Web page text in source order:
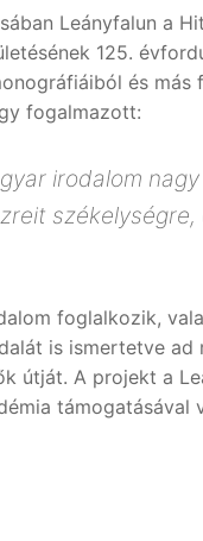
Leányfalun a
125.
és
fogalmazott:
irodalom
foglalkozik,
is ismertetve
útját. A projekt a
támogatásával